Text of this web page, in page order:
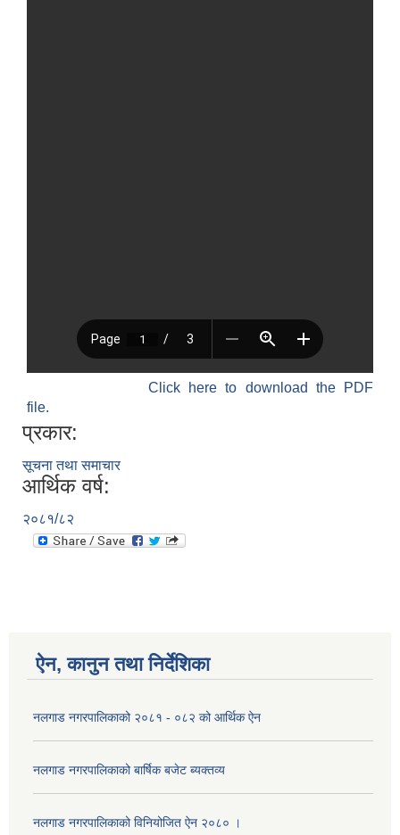
Click here to download the PDF
file.
प्रकार:
सूचना तथा समाचार
आर्थिक वर्ष:
२०८१/८२
ऐन, कानुन तथा निर्देशिका
नलगाड नगरपालिकाको २०८१ - ०८२ को आर्थिक ऐन
नलगाड नगरपालिकाको बार्षिक बजेट ब्यक्तव्य
नलगाड नगरपालिकाको विनियोजित ऐन २०८० ।